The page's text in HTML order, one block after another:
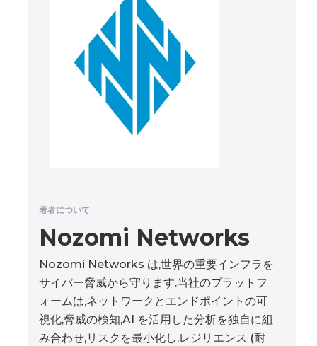
著者について
Nozomi Networks
Nozomi Networks は,世界の重要インフラを
サイバー脅威から守ります.当社のプラットフ
ォームは,ネットワークとエンドポイントの可
視化,脅威の検知,AI を活用した分析を独自に組
み合わせ,リスクを最小化し,レジリエンス (耐